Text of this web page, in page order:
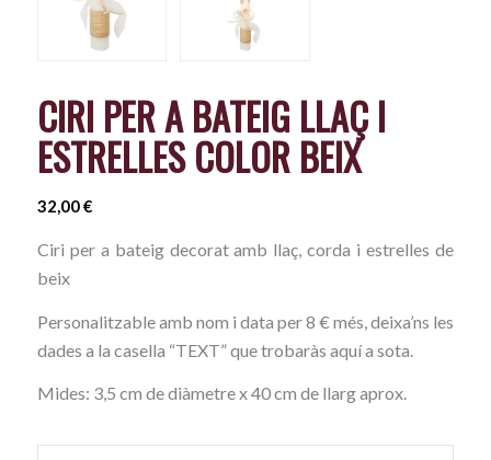
CIRI PER A BATEIG LLAÇ I
ESTRELLES COLOR BEIX
32,00€
Ciri per a bateig decorat amb llaç, corda i estrelles de
beix
Personalitzable amb nom i data per 8 € més, deixa’ns les
dades a la casella “TEXT” que trobaràs aquí a sota.
Mides: 3,5 cm de diàmetre x 40 cm de llarg aprox.